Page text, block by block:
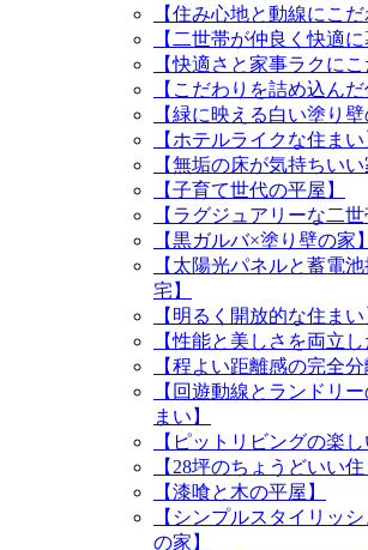
【住み心地と動線にこ
【二世帯が仲良く快適
【快適さと家事ラクに
【こだわりを詰め込んだ
【緑に映える白い塗り壁
【ホテルライクな住まい
【無垢の床が気持ちいい
【子育て世代の平屋】
【ラグジュアリーな二世
【黒ガルバ×塗り壁の家】
【太陽光パネルと蓄電
宅】
【明るく開放的な住まい
【性能と美しさを両立し
【程よい距離感の完全
【回遊動線とランドリ
まい】
【ピットリビングの楽し
【28坪のちょうどいい住
【漆喰と木の平屋】
【シンプルスタイリッ
の家】